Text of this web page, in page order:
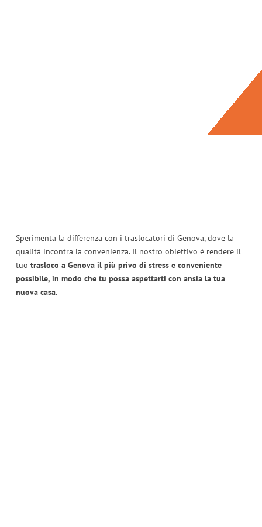
Sperimenta la differenza con i traslocatori di Genova, dove la
qualità incontra la convenienza. Il nostro obiettivo è rendere il
tuo trasloco a Genova il più privo di stress e conveniente
possibile, in modo che tu possa aspettarti con ansia la tua
nuova casa.